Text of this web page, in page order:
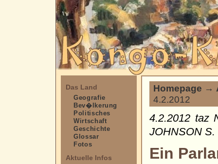
Das Land
Geografie
Bev�lkerung
Politisches
Wirtschaft
Geschichte
Glossar
Fotos
Aktuelle Infos
Homepage →
4.2.2012
4.2.2012 taz
JOHNSON S.
Ein